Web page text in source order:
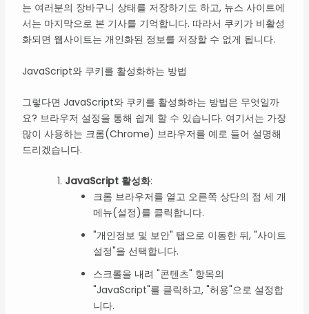
는 여러분의 장바구니 상태를 저장하기도 하고, 뉴스 사이트에
서는 마지막으로 본 기사를 기억합니다. 따라서 쿠키가 비활성
화되면 웹사이트는 개인화된 정보를 저장할 수 없게 됩니다.
JavaScript와 쿠키를 활성화하는 방법
그렇다면 JavaScript와 쿠키를 활성화하는 방법은 무엇일까
요? 브라우저 설정을 통해 쉽게 할 수 있습니다. 여기서는 가장
많이 사용하는 크롬(Chrome) 브라우저를 예로 들어 설명해
드리겠습니다.
JavaScript 활성화:
크롬 브라우저를 열고 오른쪽 상단의 점 세 개
메뉴(설정)를 클릭합니다.
"개인정보 및 보안" 탭으로 이동한 뒤, "사이트
설정"을 선택합니다.
스크롤을 내려 "콘텐츠" 항목의
"JavaScript"를 클릭하고, "허용"으로 설정합
니다.